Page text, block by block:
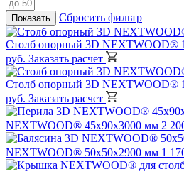
Показать Сбросить фильтр
Столб опорный 3D NEXTWOOD®
руб. Заказать расчет
Столб опорный 3D NEXTWOOD®
руб. Заказать расчет
NEXTWOOD® 45х90х3000 мм 2
NEXTWOOD® 50х50х2900 мм 1